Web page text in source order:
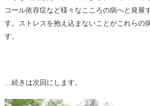
コール依存症など様々なこころの病へと発展
す。ストレスを抱え込まないことがこれらの
す。
…続きは次回にします。